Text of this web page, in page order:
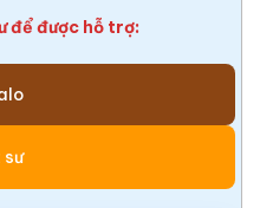
để được hỗ trợ:
sư